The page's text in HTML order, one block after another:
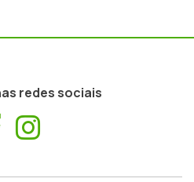
redes sociais
Facebook